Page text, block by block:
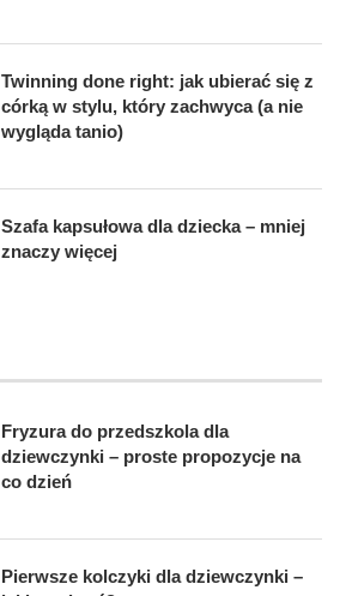
Twinning done right: jak ubierać się z
córką w stylu, który zachwyca (a nie
wygląda tanio)
Szafa kapsułowa dla dziecka – mniej
znaczy więcej
Fryzura do przedszkola dla
dziewczynki – proste propozycje na
co dzień
Pierwsze kolczyki dla dziewczynki –